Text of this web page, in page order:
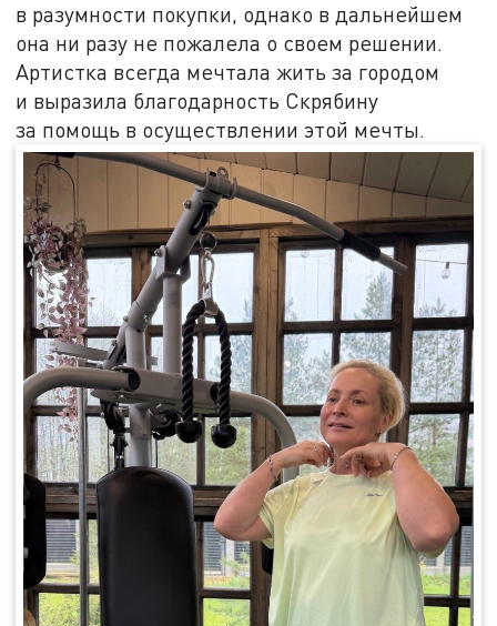
в разумности покупки, однако в дальнейшем
она ни разу не пожалела о своем решении.
Артистка всегда мечтала жить за городом
и выразила благодарность Скрябину
за помощь в осуществлении этой мечты.